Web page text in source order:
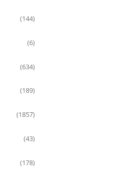
(144)
(6)
(634)
(189)
(1857)
(43)
(178)